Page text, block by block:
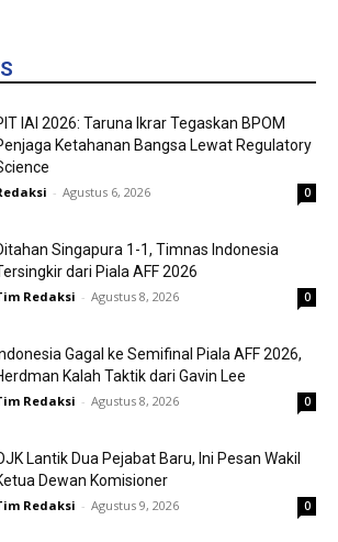
IAI 2026: Taruna Ikrar Tegaskan BPOM
Ketahanan Bangsa Lewat Regulatory
- Agustus 6, 2026 0
Singapura 1-1, Timnas Indonesia
dari Piala AFF 2026
Redaksi - Agustus 8, 2026 0
Gagal ke Semifinal Piala AFF 2026,
Kalah Taktik dari Gavin Lee
Redaksi - Agustus 8, 2026 0
Lantik Dua Pejabat Baru, Ini Pesan Wakil
Dewan Komisioner
Redaksi - Agustus 9, 2026 0